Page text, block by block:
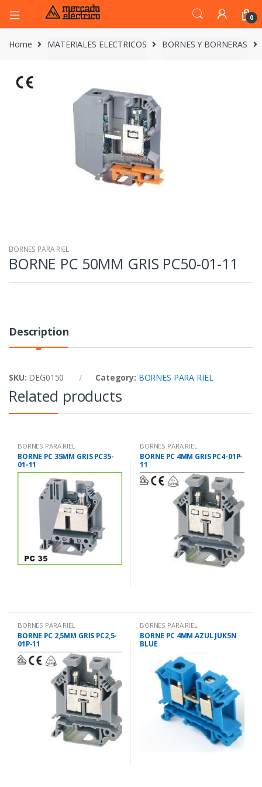
0
Home MATERIALES ELECTRICOS BORNES Y BORNERAS
BORNES PARA RIEL
BORNE PC 50MM GRIS PC50-01-11
Description
SKU: DEG0150 Category: BORNES PARA RIEL
Related products
BORNES PARA RIEL
BORNE PC 35MM GRIS PC35-
01-11
BORNES PARA RIEL
BORNE PC 4MM GRIS PC4-01P-
11
BORNES PARA RIEL
BORNE PC 2,5MM GRIS PC2,5-
01P-11
BORNES PARA RIEL
BORNE PC 4MM AZUL JUK5N
BLUE